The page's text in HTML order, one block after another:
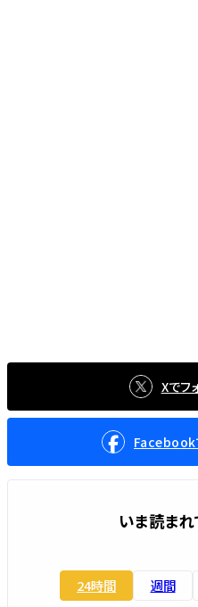
Xでフ
Facebook
いま読まれ
24時間 週間